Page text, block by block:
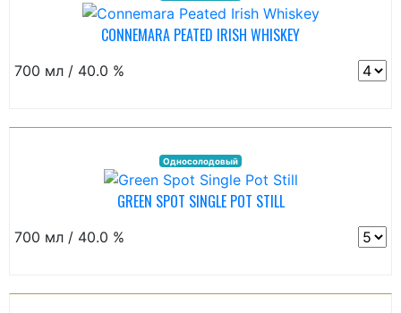
CONNEMARA PEATED IRISH WHISKEY
700 мл / 40.0 %
Односолодовый
GREEN SPOT SINGLE POT STILL
700 мл / 40.0 %